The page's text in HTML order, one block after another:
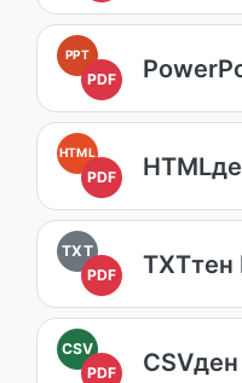
PPT
PDF
HTML
PDF
TXT
PDF
TXTтен
CSV
PDF